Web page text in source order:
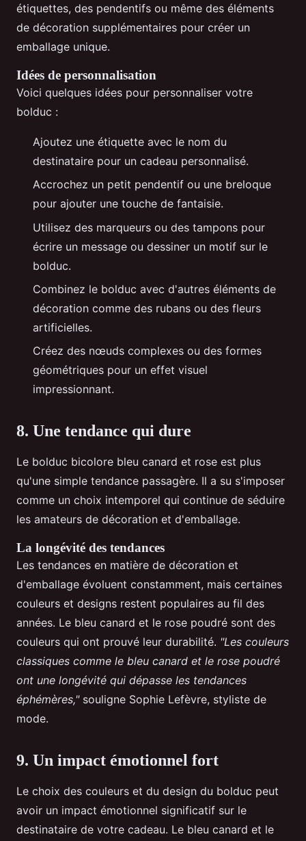
étiquettes, des pendentifs ou même des éléments
de décoration supplémentaires pour créer un
emballage unique.
Idées de personnalisation
Voici quelques idées pour personnaliser votre
bolduc :
Ajoutez une étiquette avec le nom du
destinataire pour un cadeau personnalisé.
Accrochez un petit pendentif ou une breloque
pour ajouter une touche de fantaisie.
Utilisez des marqueurs ou des tampons pour
écrire un message ou dessiner un motif sur le
bolduc.
Combinez le bolduc avec d'autres éléments de
décoration comme des rubans ou des fleurs
artificielles.
Créez des nœuds complexes ou des formes
géométriques pour un effet visuel
impressionnant.
8. Une tendance qui dure
Le bolduc bicolore bleu canard et rose est plus
qu'une simple tendance passagère. Il a su s'imposer
comme un choix intemporel qui continue de séduire
les amateurs de décoration et d'emballage.
La longévité des tendances
Les tendances en matière de décoration et
d'emballage évoluent constamment, mais certaines
couleurs et designs restent populaires au fil des
années. Le bleu canard et le rose poudré sont des
couleurs qui ont prouvé leur durabilité. "Les couleurs
classiques comme le bleu canard et le rose poudré
ont une longévité qui dépasse les tendances
éphémères,"souligne Sophie Lefèvre, styliste de
mode.
9. Un impact émotionnel fort
Le choix des couleurs et du design du bolduc peut
avoir un impact émotionnel significatif sur le
destinataire de votre cadeau. Le bleu canard et le